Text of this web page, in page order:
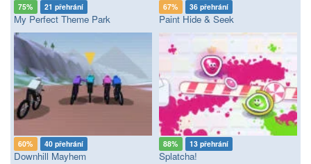
75% 21 přehrání
My Perfect Theme Park
67% 36 přehrání
Paint Hide & Seek
60% 40 přehrání
Downhill Mayhem
88% 13 přehrání
Splatcha!